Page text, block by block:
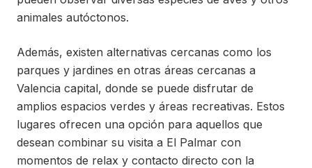
animales autóctonos.
Además, existen alternativas cercanas como los
parques y jardines en otras áreas cercanas a
Valencia capital, donde se puede disfrutar de
amplios espacios verdes y áreas recreativas. Estos
lugares ofrecen una opción para aquellos que
desean combinar su visita a El Palmar con
momentos de relax y contacto directo con la